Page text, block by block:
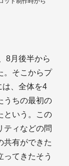
8月後半から
。そこからプ
は、全体を4
うちの最初の
という。この
ティなどの問
共有ができた
ってきたそう